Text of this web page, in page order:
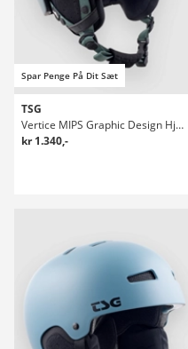
Spar Penge På Dit Sæt
TSG
Vertice MIPS Graphic Design Hjelm
kr 1.340,-